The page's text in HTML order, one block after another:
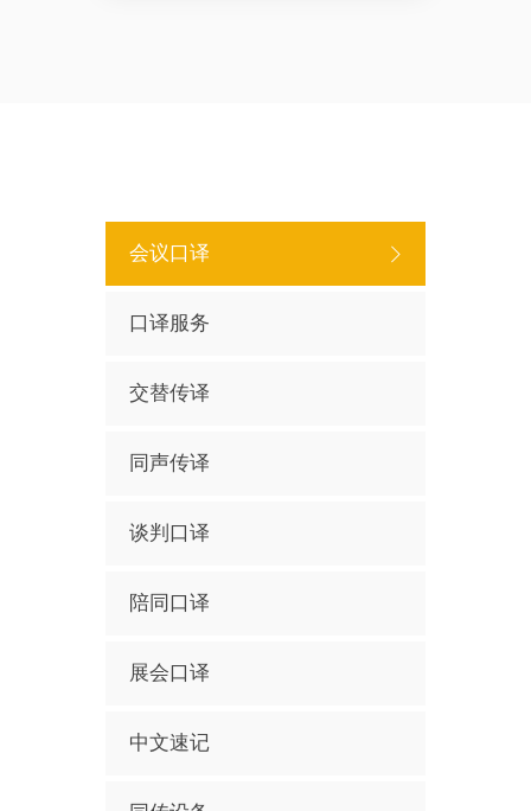
会议口译
口译服务
交替传译
同声传译
谈判口译
陪同口译
展会口译
中文速记